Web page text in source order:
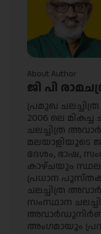
About Author
ജി പി
പ്രമുഖ
2006 ലെ
ചലച്ചിത്ര
മലയാളിയുടെ
ദേശം, ഭാഷ,
കാഴ്ചയും
പ്രധാന
ചലച്ചിത്ര
സംസ്ഥാന
അംഗമായും